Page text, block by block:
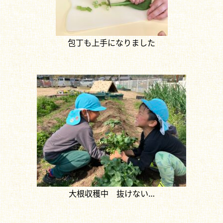
包丁も上手になりました
大根収穫中 抜けない…